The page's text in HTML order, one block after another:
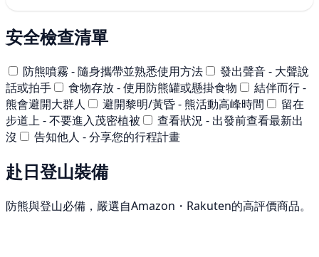
安全檢查清單
防熊噴霧 - 隨身攜帶並熟悉使用方法
發出聲音 - 大聲說
話或拍手
食物存放 - 使用防熊罐或懸掛食物
結伴而行 -
熊會避開大群人
避開黎明/黃昏 - 熊活動高峰時間
留在
步道上 - 不要進入茂密植被
查看狀況 - 出發前查看最新出
沒
告知他人 - 分享您的行程計畫
赴日登山裝備
防熊與登山必備，嚴選自Amazon・Rakuten的高評價商品。